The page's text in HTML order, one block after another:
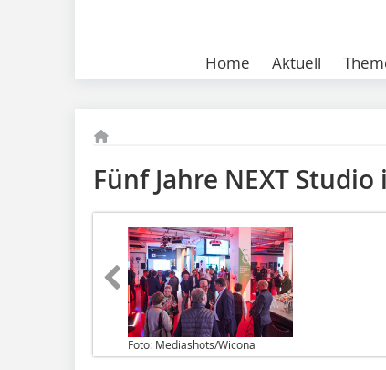
Home Aktuell
Fünf Jahre NEXT
Foto: Mediashots/Wicona